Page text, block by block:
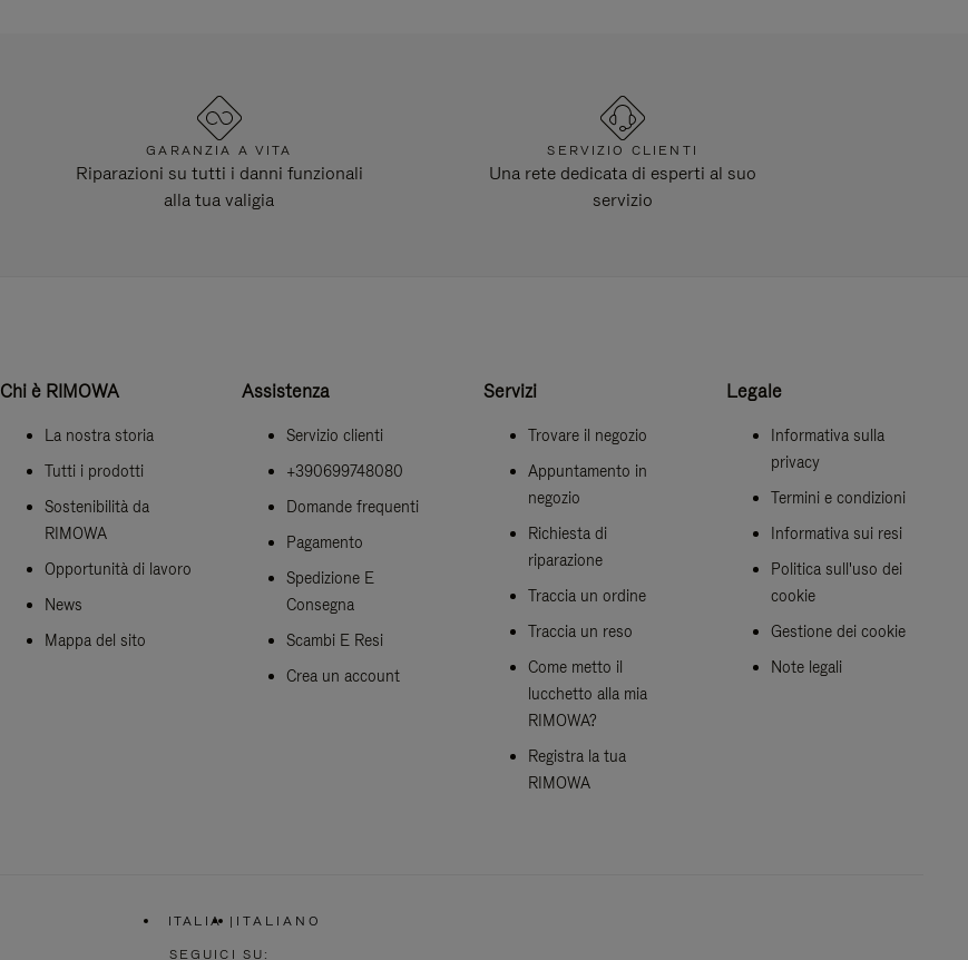
GARANZIA A VITA
Riparazioni su tutti i danni funzionali
alla tua valigia
SERVIZIO CLIENTI
Una rete dedicata di esperti al suo
servizio
Chi è RIMOWA
La nostra storia
Tutti i prodotti
Sostenibilità da
RIMOWA
Opportunità di lavoro
News
Mappa del sito
Assistenza
Servizio clienti
+390699748080
Domande frequenti
Pagamento
Spedizione E
Consegna
Scambi E Resi
Crea un account
Servizi
Trovare il negozio
Appuntamento in
negozio
Richiesta di
riparazione
Traccia un ordine
Traccia un reso
Come metto il
lucchetto alla mia
RIMOWA?
Registra la tua
RIMOWA
Legale
Informativa sulla
privacy
Termini e condizioni
Informativa sui resi
Politica sull'uso dei
cookie
Gestione dei cookie
Note legali
ITALIA
SELEZIONA
| ITALIANO
SEGUICI SU: